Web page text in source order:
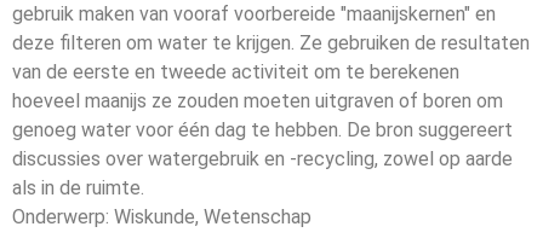
gebruik maken van vooraf voorbereide "maanijskernen" en
deze filteren om water te krijgen. Ze gebruiken de resultaten
van de eerste en tweede activiteit om te berekenen
hoeveel maanijs ze zouden moeten uitgraven of boren om
genoeg water voor één dag te hebben. De bron suggereert
discussies over watergebruik en -recycling, zowel op aarde
als in de ruimte.
Onderwerp: Wiskunde, Wetenschap